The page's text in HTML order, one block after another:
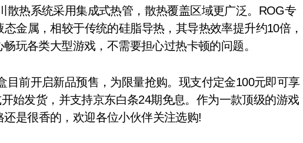
散热系统采用集成式热管，散热覆盖区域更广泛。ROG专
金属，相较于传统的硅脂导热，其导热效率提升约10倍，
玩各类大型游戏，不需要担心过热卡顿的问题。
前开启新品预售，为限量抢购。现支付定金100元即可享
始发货，并支持京东白条24期免息。作为一款顶级的游戏
是很香的，欢迎各位小伙伴关注选购!